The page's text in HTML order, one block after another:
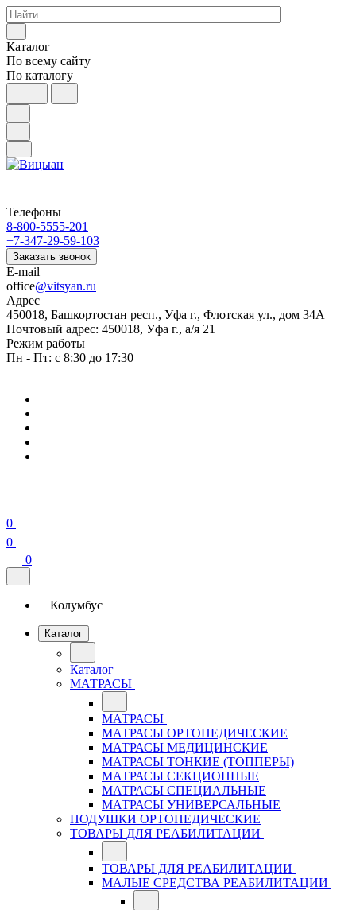
Каталог
По всему сайту
По каталогу
Телефоны
8-800-5555-201
+7-347-29-59-103
Заказать звонок
E-mail
office@vitsyan.ru
Адрес
450018, Башкортостан респ., Уфа г., Флотская ул., дом 34А
Почтовый адрес: 450018, Уфа г., а/я 21
Режим работы
Пн - Пт: с 8:30 до 17:30
0
0
0
Колумбус
Каталог
Каталог
МАТРАСЫ
МАТРАСЫ
МАТРАСЫ ОРТОПЕДИЧЕСКИЕ
МАТРАСЫ МЕДИЦИНСКИЕ
МАТРАСЫ ТОНКИЕ (ТОППЕРЫ)
МАТРАСЫ СЕКЦИОННЫЕ
МАТРАСЫ СПЕЦИАЛЬНЫЕ
МАТРАСЫ УНИВЕРСАЛЬНЫЕ
ПОДУШКИ ОРТОПЕДИЧЕСКИЕ
ТОВАРЫ ДЛЯ РЕАБИЛИТАЦИИ
ТОВАРЫ ДЛЯ РЕАБИЛИТАЦИИ
МАЛЫЕ СРЕДСТВА РЕАБИЛИТАЦИИ